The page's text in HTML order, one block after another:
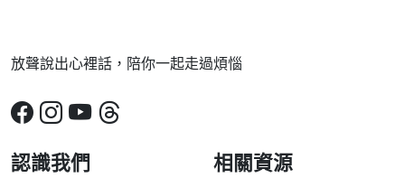
放聲說出心裡話，陪你一起走過煩惱
認識我們 相關資源